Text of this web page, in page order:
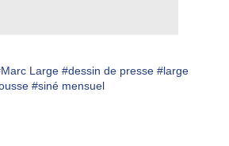
Large #dessin de presse #large
#siné mensuel